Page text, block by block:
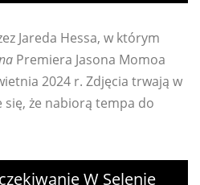
Jareda Hessa, w którym
Premiera Jasona Momoa
2024 r. Zdjęcia trwają w
się, że nabiorą tempa do
W Selenie